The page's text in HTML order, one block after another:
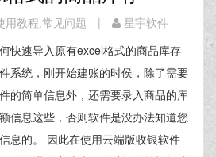
用教程 常见问题 | 星宇软件
快速导入原有excel格式的商品库存
系统，刚开始建账的时侯，除了需要
的简单信息外，还需要录入商品的库
信息这些，否则软件是没办法知道您
息的。 因此在使用云端版收银软件